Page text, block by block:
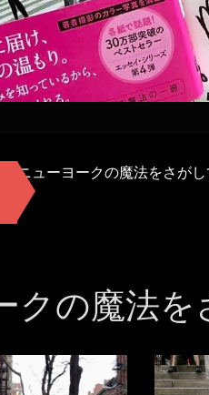
ニューヨークの魔法をさが
クの魔法を